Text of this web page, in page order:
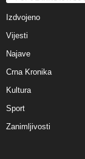
Izdvojeno
Vijesti
Najave
Crna Kronika
Kultura
Sport
Zanimljivosti